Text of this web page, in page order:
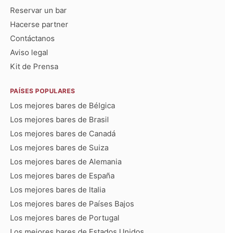
Reservar un bar
Hacerse partner
Contáctanos
Aviso legal
Kit de Prensa
PAÍSES POPULARES
Los mejores bares de Bélgica
Los mejores bares de Brasil
Los mejores bares de Canadá
Los mejores bares de Suiza
Los mejores bares de Alemania
Los mejores bares de España
Los mejores bares de Italia
Los mejores bares de Países Bajos
Los mejores bares de Portugal